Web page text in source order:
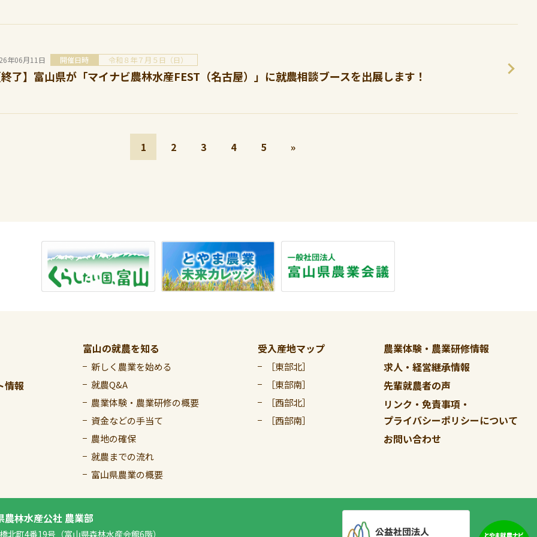
年06月11日 開催日時 令和８年７月５日（日）
了】富山県が「マイナビ農林水産FEST（名古屋）」に就農相談ブースを出展します！
1 2 3 4 5 »
情報
富山の就農を知る
新しく農業を始める
就農Q&A
農業体験・農業研修の概要
資金などの手当て
農地の確保
就農までの流れ
富山県農業の概要
受入産地マップ
［東部北］
［東部南］
［西部北］
［西部南］
農業体験・農業研修情報
求人・経営継承情報
先輩就農者の声
リンク・免責事項・
プライバシーポリシーについて
お問い合わせ
林水産公社 農業部
北町4番19号 （富山県森林水産会館6階）